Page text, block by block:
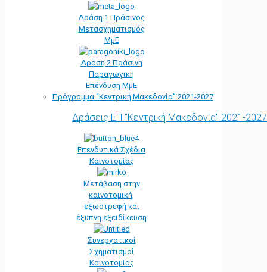
Δράση 1 Πράσινος
Μετασχηματισμός
ΜμΕ
Δράση 2 Πράσινη
Παραγωγική
Επένδυση ΜμΕ
Πρόγραμμα “Κεντρική Μακεδονία” 2021-2027
Δράσεις ΕΠ "Κεντρική Μακεδονία" 2021-2027
Επενδυτικά Σχέδια
Καινοτομίας
Μετάβαση στην
καινοτομική,
εξωστρεφή και
έξυπνη εξειδίκευση
Συνεργατικοί
Σχηματισμοί
Καινοτομίας